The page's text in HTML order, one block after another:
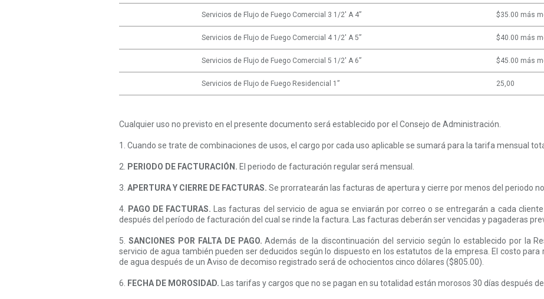
Servicios de Flujo de Fuego Comercial 3 1/2' A 4” $35.00 más
Servicios de Flujo de Fuego Comercial 4 1/2' A 5” $40.00 más
Servicios de Flujo de Fuego Comercial 5 1/2' A 6” $45.00 más
Servicios de Flujo de Fuego Residencial 1” 25,00
Cualquier uso no previsto en el presente documento será establecido por el Consejo de Administración.
1. Cuando se trate de combinaciones de usos, el cargo por cada uso aplicable se sumará para la tarifa mensual
2. PERIODO DE FACTURACIÓN. El periodo de facturación regular será mensual.
3. APERTURA Y CIERRE DE FACTURAS. Se prorratearán las facturas de apertura y cierre por menos del periodo
4. PAGO DE FACTURAS. Las facturas del servicio de agua se enviarán por correo o se entregarán a cada
después del período de facturación del cual se rinde la factura. Las facturas deberán ser vencidas y pagaderas
5. SANCIONES POR FALTA DE PAGO. Además de la discontinuación del servicio según lo establecido por la
servicio de agua también pueden ser deducidos según lo dispuesto en los estatutos de la empresa. El costo para
de agua después de un Aviso de decomiso registrado será de ochocientos cinco dólares ($805.00).
6. FECHA DE MOROSIDAD. Las tarifas y cargos que no se pagan en su totalidad están morosos 30 días después